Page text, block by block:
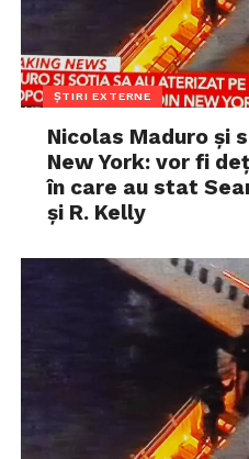
ȘTIRI EXTERNE
Nicolas Maduro și
New York: vor fi
în care au stat
și R. Kelly